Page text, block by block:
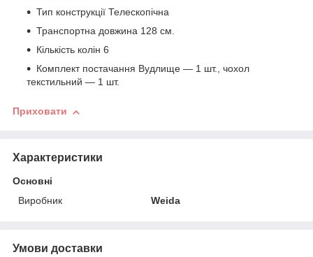
Тип конструкції Телескопічна
Транспортна довжина 128 см.
Кількість колін 6
Комплект постачання Вудлище — 1 шт., чохол
текстильний — 1 шт.
Приховати
Характеристики
Основні
Виробник
Weida
Умови доставки